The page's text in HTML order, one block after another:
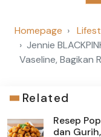
Homepage
Jennie
Vaseline, Bagikan
Related
Resep
dan